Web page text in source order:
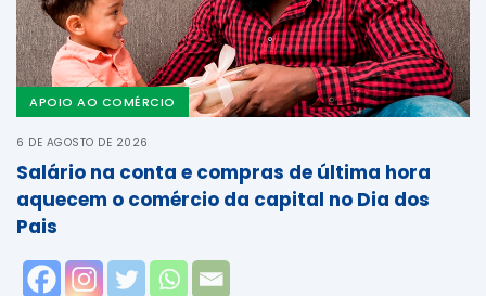
APOIO AO COMÉRCIO
6 DE AGOSTO DE 2026
Salário na conta e compras de última hora
aquecem o comércio da capital no Dia dos
Pais